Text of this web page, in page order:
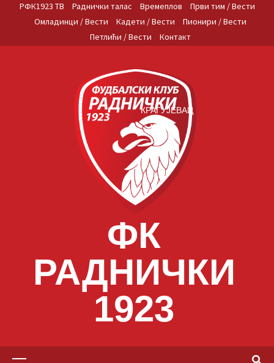
РФК1923 ТВ Раднички талас Времеплов
Први тим / Вести
Омладинци / Вести
Кадети / Вести
Пионири / Вести
Петлићи / Вести
Контакт
ФК
РАДНИЧКИ
1923
КРАГУЈЕВАЦ